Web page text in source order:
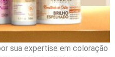
sua expertise em coloração